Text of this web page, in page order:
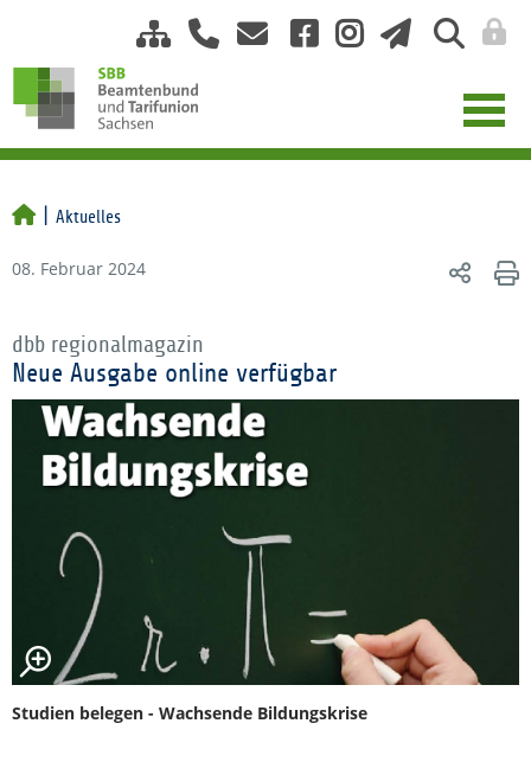
Aktuelles
08. Februar 2024
dbb regionalmagazin
Neue Ausgabe online verfügbar
Studien belegen - Wachsende Bildungskrise